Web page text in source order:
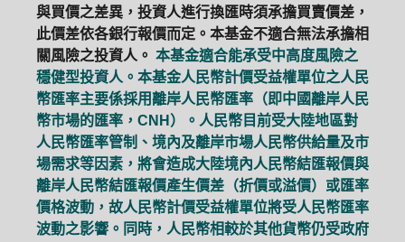
與買價之差異，投資人進行換匯時須承擔買賣價差，
此價差依各銀行報價而定。本基金不適合無法承擔相
關風險之投資人。 本基金適合能承受中高度風險之
穩健型投資人。本基金人民幣計價受益權單位之人民
幣匯率主要係採用離岸人民幣匯率（即中國離岸人民
幣市場的匯率，CNH）。人民幣目前受大陸地區對
人民幣匯率管制、境內及離岸市場人民幣供給量及市
場需求等因素，將會造成大陸境內人民幣結匯報價與
離岸人民幣結匯報價產生價差（折價或溢價）或匯率
價格波動，故人民幣計價受益權單位將受人民幣匯率
波動之影響。同時，人民幣相較於其他貨幣仍受政府